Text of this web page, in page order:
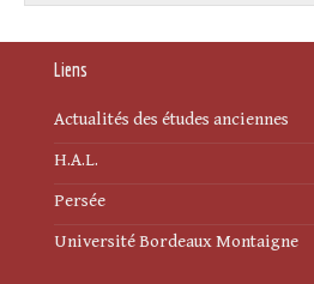
Liens
Actualités des études anciennes
H.A.L.
Persée
Université Bordeaux Montaigne